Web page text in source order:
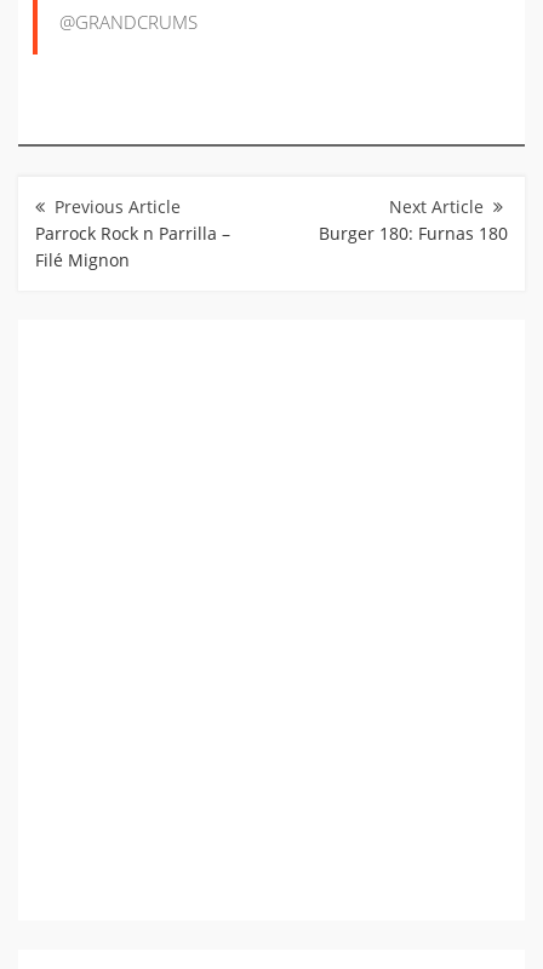
@GRANDCRUMS
de
Post
Parrock Rock n Parrilla –
Filé Mignon
Burger 180: Furnas 180